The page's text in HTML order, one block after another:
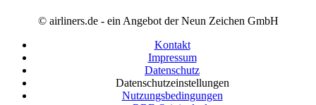
© airliners.de - ein Angebot der Neun Zeichen GmbH
Kontakt
Impressum
Datenschutz
Datenschutzeinstellungen
Nutzungsbedingungen